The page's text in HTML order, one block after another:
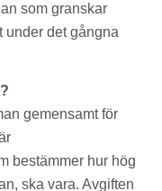
som granskar
under det gångna
gemensamt för
bestämmer hur hög
ska vara. Avgiften